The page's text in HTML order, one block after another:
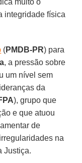
integridade física
(PMDB-PR) para
, a pressão sobre
um nível sem
da
), grupo que
e que atuou
de
na
Justiça.